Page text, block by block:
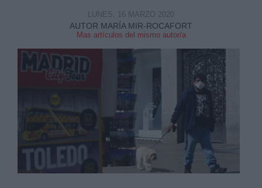
AUTOR MARÍA MIR-ROCAFORT
Mas artículos del mismo autor/a
LUNES, 16 MARZO 2020
link
Información adicional
link